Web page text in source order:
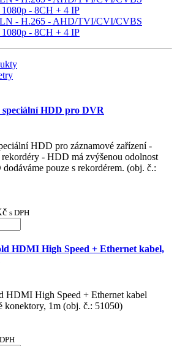
HDD pro DVR
HDD pro záznamové zařízení -
- HDD má zvýšenou odolnost
pouze s rekordérem. (obj. č.:
s DPH
HDMI High Speed + Ethernet kabel,
High Speed + Ethernet kabel
konektory, 1m (obj. č.: 51050)